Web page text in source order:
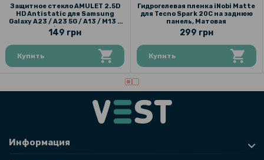
Защитное стекло AMULET 2.5D
HD Antistatic для Samsung
Galaxy A23 / A23 5G / A13 / M13 /
M23 5G / M33 5G, Black
149 грн
Купить
Гидрогелевая пленка iNobi Matte
для Tecno Spark 20C на заднюю
панель, Матовая
299 грн
Купить
Информация